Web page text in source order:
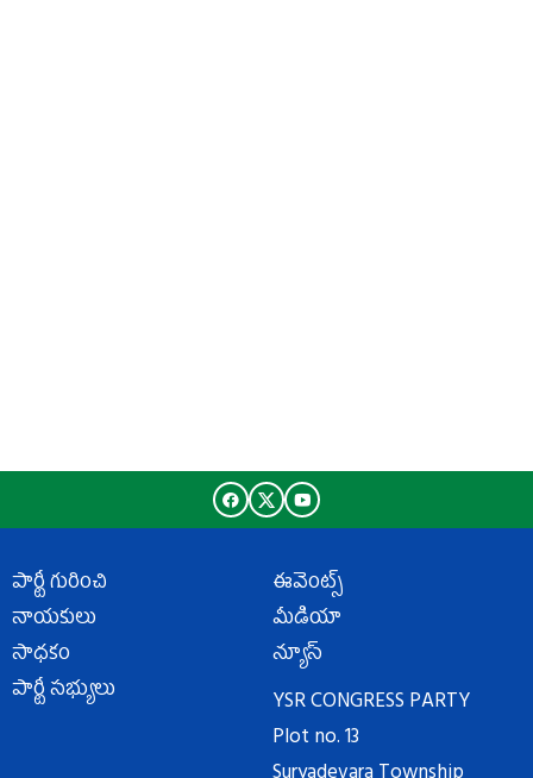
పార్టీ గురించి
నాయకులు
సాధకం
పార్టీ సభ్యులు
ఈవెంట్స్
మీడియా
న్యూస్
YSR CONGRESS PARTY
Plot no. 13